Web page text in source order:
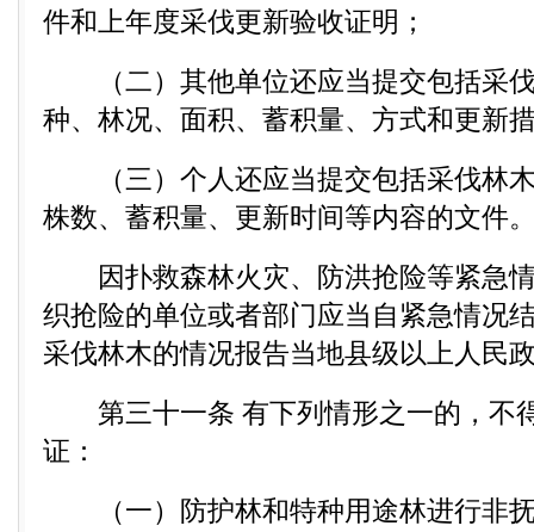
件和上年度采伐更新验收证明；
（二）其他单位还应当提交包括采伐
种、林况、面积、蓄积量、方式和更新
（三）个人还应当提交包括采伐林木
株数、蓄积量、更新时间等内容的文件
因扑救森林火灾、防洪抢险等紧急情
织抢险的单位或者部门应当自紧急情况
采伐林木的情况报告当地县级以上人民
第三十一条 有下列情形之一的，不
证：
（一）防护林和特种用途林进行非抚